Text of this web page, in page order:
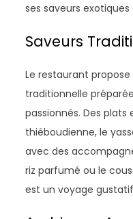
ses saveurs
Saveurs
Le restaurant
traditionnelle
passionnés. Des
thiéboudienne, le
avec des
riz parfumé ou le
est un voyage